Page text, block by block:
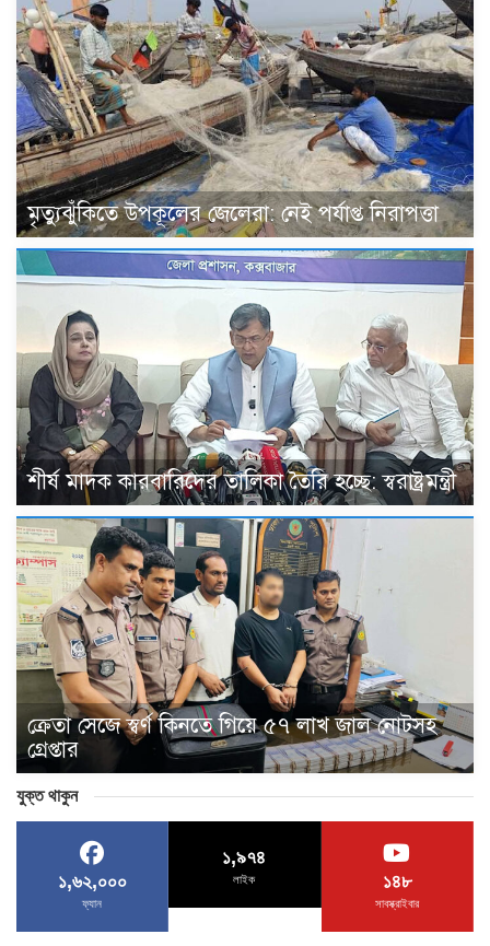
মৃত্যুঝুঁকিতে উপকূলের জেলেরা: নেই পর্যাপ্ত নিরাপত্তা
শীর্ষ মাদক কারবারিদের তালিকা তৈরি হচ্ছে: স্বরাষ্ট্রমন্ত্রী
ক্রেতা সেজে স্বর্ণ কিনতে গিয়ে ৫৭ লাখ জাল নোটসহ
গ্রেপ্তার
যুক্ত থাকুন
১,৬২,০০০
ফ্যান
১,৯৭৪
লাইক ১৪৮
সাবস্ক্রাইবার